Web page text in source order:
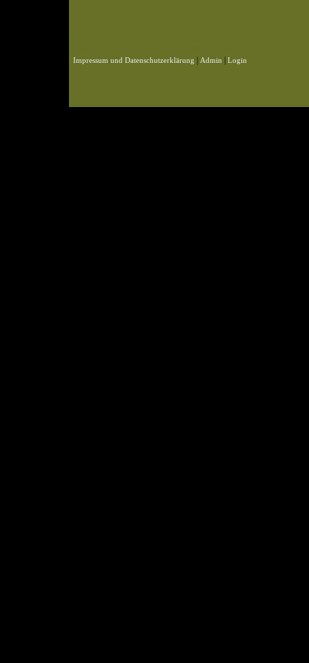
Impressum und Datenschutzerklärung Admin Login